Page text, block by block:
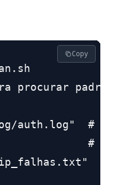
procurar
log/auth.log"  #
#
ip_falhas.txt"
Copy